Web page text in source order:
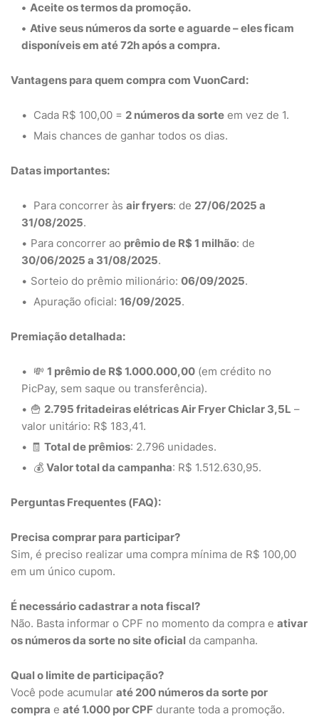
Aceite os termos da promoção.
Ative seus números da sortee aguarde – eles ficam
disponíveis em até 72h após a compra.
Vantagens para quem compra com VuonCard:
Cada R$ 100,00 = 2 números da sorte em vez de 1.
Mais chances de ganhar todos os dias.
Datas importantes:
Para concorrer às air fryers: de 27/06/2025 a
31/08/2025.
Para concorrer ao prêmio de R$ 1 milhão: de
30/06/2025 a 31/08/2025.
Sorteio do prêmio milionário: 06/09/2025.
Apuração oficial: 16/09/2025.
Premiação detalhada:
💸 1 prêmio de R$ 1.000.000,00 (em crédito no
PicPay, sem saque ou transferência).
🍟 2.795 fritadeiras elétricas Air Fryer Chiclar 3,5L –
valor unitário: R$ 183,41.
🧾 Total de prêmios: 2.796 unidades.
💰 Valor total da campanha: R$ 1.512.630,95.
Perguntas Frequentes (FAQ):
Precisa comprar para participar?
Sim, é preciso realizar uma compra mínima de R$ 100,00
em um único cupom.
É necessário cadastrar a nota fiscal?
Não. Basta informar o CPF no momento da compra e ativar
os números da sorte no site oficial da campanha.
Qual o limite de participação?
Você pode acumular até 200 números da sorte por
compra e até 1.000 por CPF durante toda a promoção.